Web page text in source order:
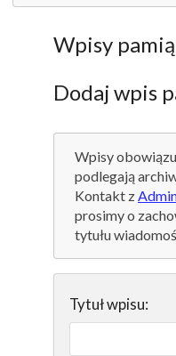
Wpisy
Dodaj wpis
Wpisy
podlegają
Kontakt z
prosimy o
tytułu
Tytuł wpisu: